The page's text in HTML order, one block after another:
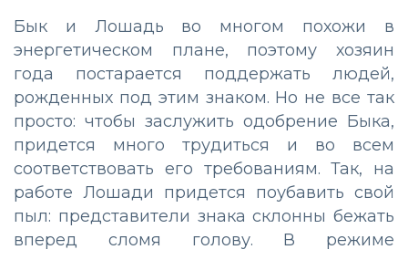
Бык и Лошадь во многом похожи в
энергетическом плане, поэтому хозяин
года постарается поддержать людей,
рожденных под этим знаком. Но не все так
просто: чтобы заслужить одобрение Быка,
придется много трудиться и во всем
соответствовать его требованиям. Так, на
работе Лошади придется поубавить свой
пыл: представители знака склонны бежать
вперед сломя голову. В режиме